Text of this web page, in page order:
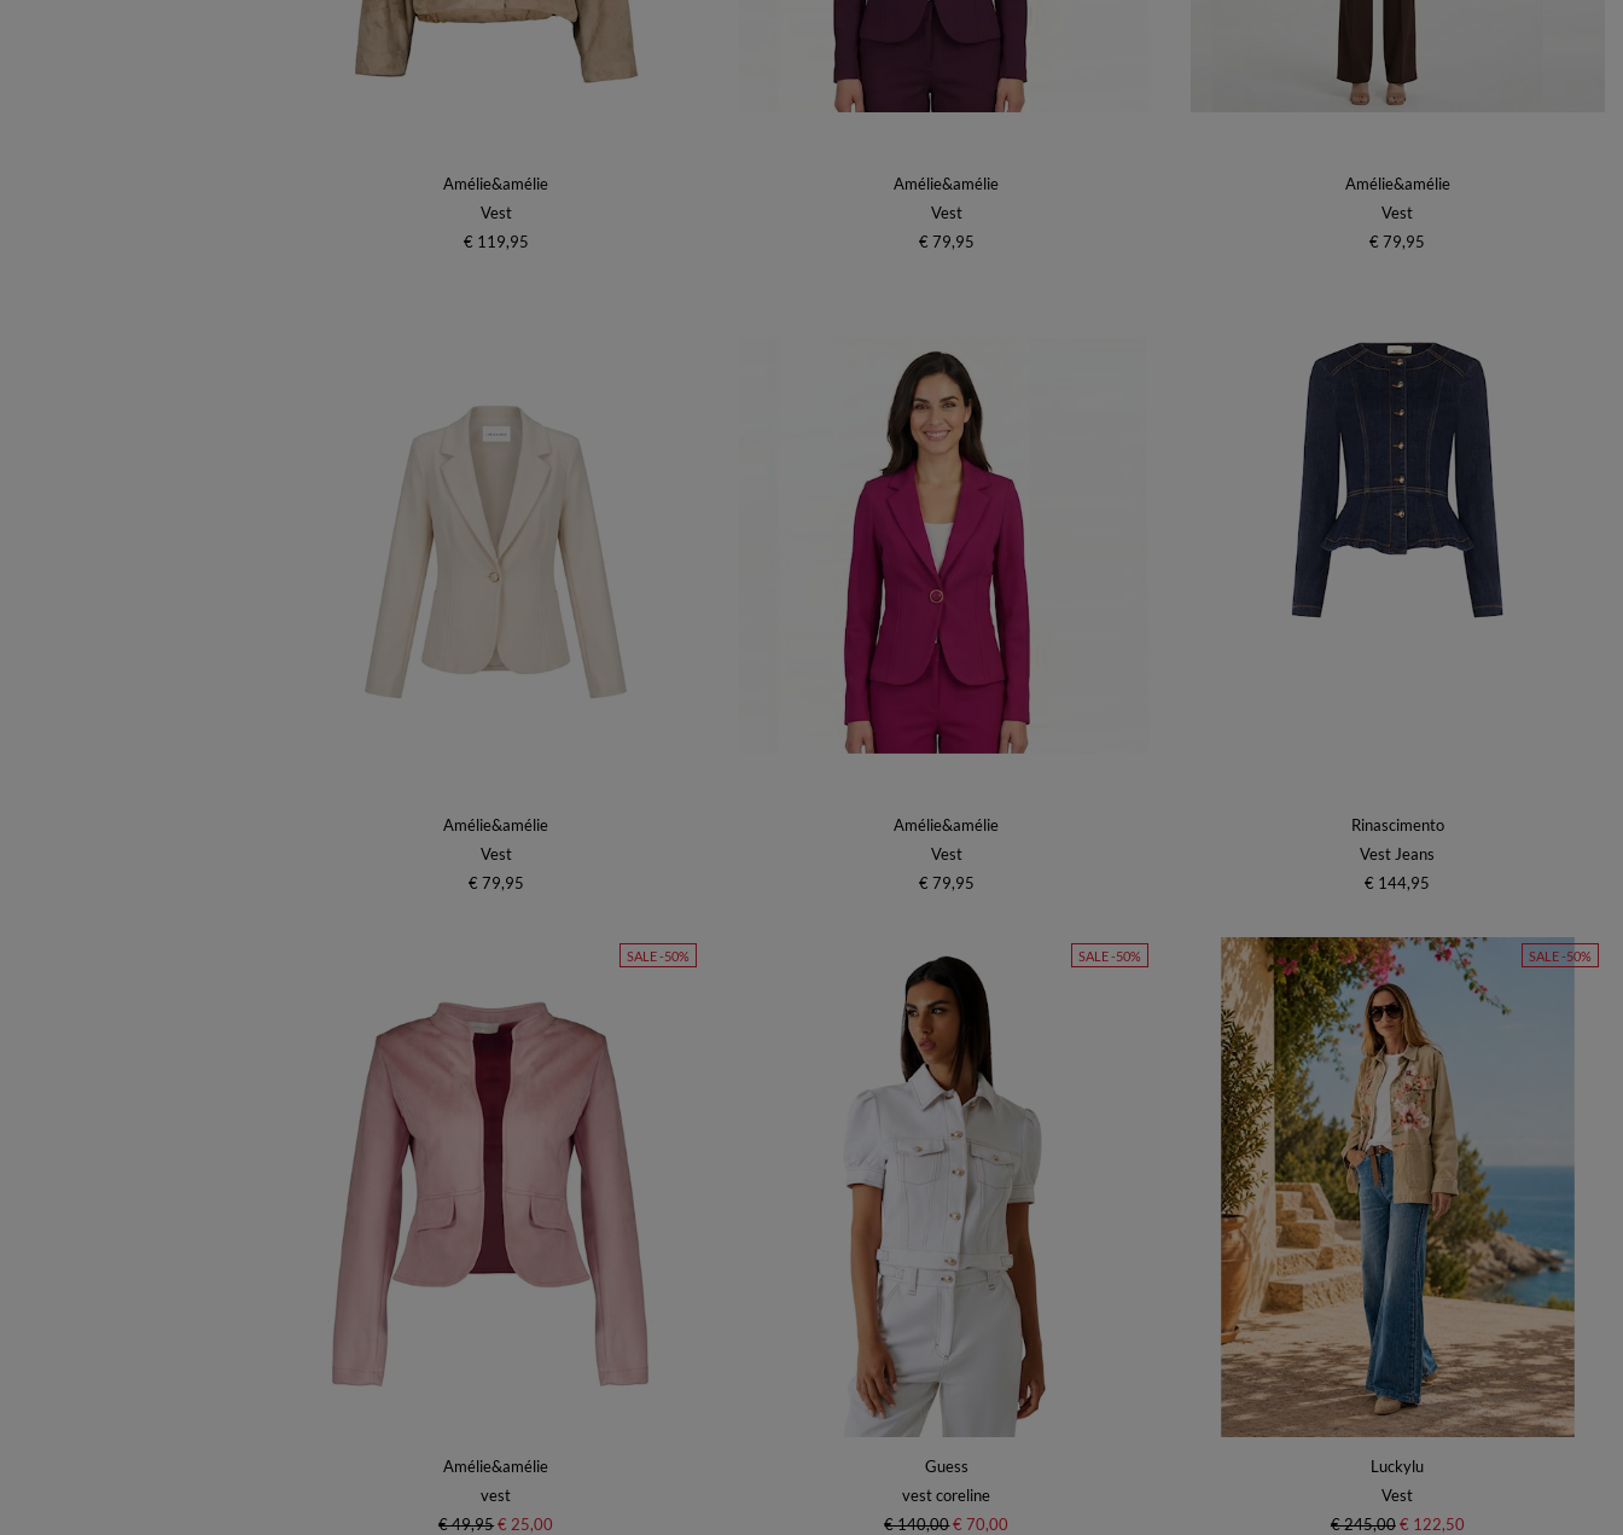
Amélie&amélie
Vest
€ 119,95
Amélie&amélie
Vest
€ 79,95
Amélie&amélie
Vest
€ 79,95
Amélie&amélie
Vest
€ 79,95
Amélie&amélie
Vest
€ 79,95
Rinascimento
Vest Jeans
€ 144,95
SALE -50%
Amélie&amélie
vest
€ 49,95€ 25,00
SALE -50%
Guess
vest coreline
€ 140,00€ 70,00
SALE -50%
Luckylu
Vest
€ 245,00€ 122,50